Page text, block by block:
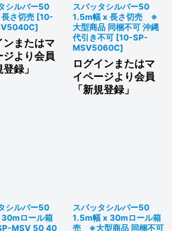
シルバー50
さ切売 [10-
]
ンまたはマ
ジより会員
登録」
スパッタシルバー50
1.5m幅 x 長さ切売 ※
大型商品 同梱不可 沖縄
代引き不可 [10-SP-
MSV5060C]
ログインまたはマ
イページより会員
「新規登録」
シルバー50
ロール箱
MSV 50 40
スパッタシルバー50
1.5m幅 x 30mロール箱
売 ※大型商品 同梱不可